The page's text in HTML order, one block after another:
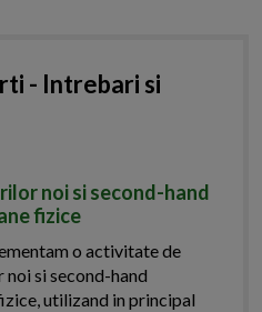
- Intrebari si
noi si second-hand
fizice
o activitate de
si second-hand
utilizand in principal